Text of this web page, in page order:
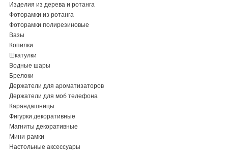
Изделия из дерева и ротанга
Фоторамки из ротанга
Фоторамки полирезиновые
Вазы
Копилки
Шкатулки
Водные шары
Брелоки
Держатели для ароматизаторов
Держатели для моб телефона
Карандашницы
Фигурки декоративные
Магниты декоративные
Мини-рамки
Настольные аксессуары